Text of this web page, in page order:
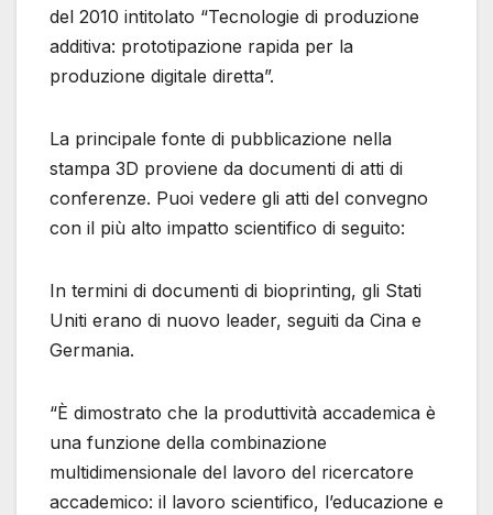
del 2010 intitolato “Tecnologie di produzione
additiva: prototipazione rapida per la
produzione digitale diretta”.
La principale fonte di pubblicazione nella
stampa 3D proviene da documenti di atti di
conferenze. Puoi vedere gli atti del convegno
con il più alto impatto scientifico di seguito:
In termini di documenti di bioprinting, gli Stati
Uniti erano di nuovo leader, seguiti da Cina e
Germania.
“È dimostrato che la produttività accademica è
una funzione della combinazione
multidimensionale del lavoro del ricercatore
accademico: il lavoro scientifico, l’educazione e